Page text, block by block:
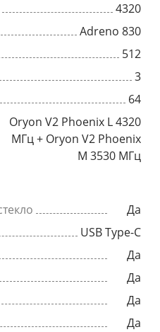
4320
Adreno 830
512
3
64
Oryon V2 Phoenix L 4320
МГц + Oryon V2 Phoenix
M 3530 МГц
Да
USB Type-C
Да
Да
Да
Да